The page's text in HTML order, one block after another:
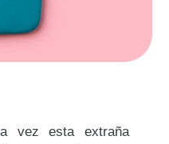
vez esta extraña